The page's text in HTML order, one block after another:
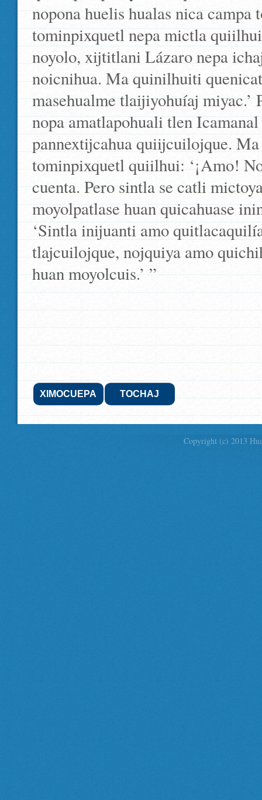
nopona huelis hualas nica
tominpixquetl nepa mictla
noyolo, xijtitlani Lázaro nepa
noicnihua. Ma quinilhuiti
masehualme tlaijiyohuíaj
nopa amatlapohuali tlen
pannextijcahua quiijcuilojque.
tominpixquetl quiilhui: ‘¡Amo!
cuenta. Pero sintla se catli
moyolpatlase huan quicahuase
‘Sintla inijuanti amo
tlajcuilojque, nojquiya amo
huan moyolcuis.’ ”
XIMOCUEPA TOCHAJ
Copyright (c) 2013